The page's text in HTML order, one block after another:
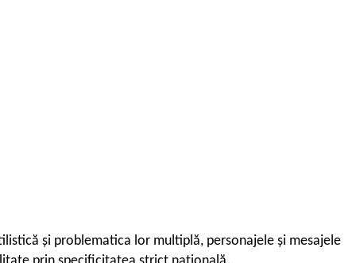
și problematica lor multiplă, personajele și mesajele